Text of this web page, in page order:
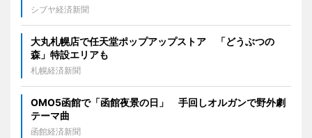
シブヤ経済新聞
大丸札幌店で任天堂ポップアップストア 「どうぶつの
森」特設エリアも
札幌経済新聞
OMO5函館で「函館夜景の日」 手回しオルガンで野外劇
テーマ曲
函館経済新聞